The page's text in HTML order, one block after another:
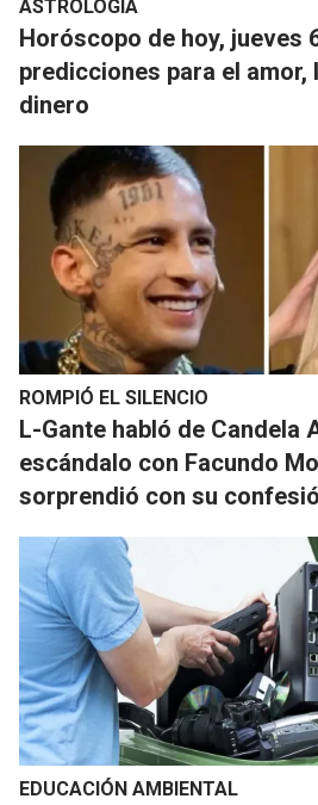
ASTROLOGÍA
Horóscopo de hoy, jueves
predicciones para el amor,
dinero
ROMPIÓ EL SILENCIO
L-Gante habló de Candela
escándalo con Facundo
sorprendió con su
EDUCACIÓN AMBIENTAL